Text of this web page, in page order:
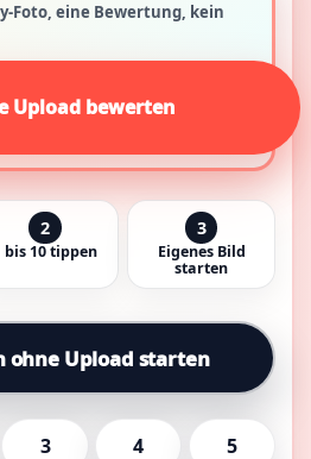
Foto, eine Bewertung, kein
Upload bewerten
2
bis 10 tippen
3
Eigenes Bild
starten
ohne Upload starten
3 4 5